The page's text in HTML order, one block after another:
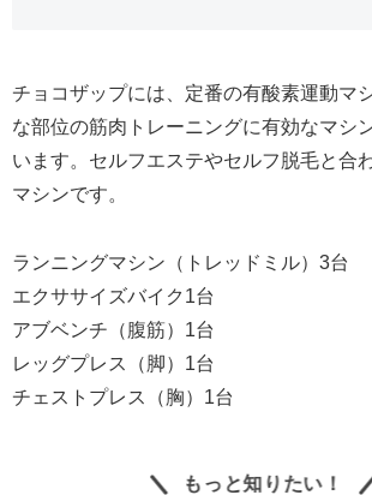
チョコザップには、定番の有酸素運動マ
な部位の筋肉トレーニングに有効なマシ
います。セルフエステやセルフ脱毛と合
マシンです。
ランニングマシン（トレッドミル）3台
エクササイズバイク1台
アブベンチ（腹筋）1台
レッグプレス（脚）1台
チェストプレス（胸）1台
もっと知りたい！